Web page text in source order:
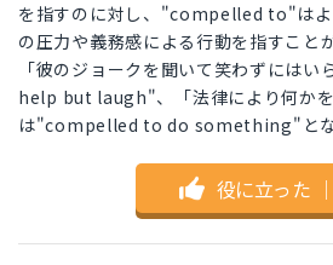
を指すのに対し、"compelled to"はよ
の圧力や義務感による行動を指すこと
「彼のジョークを聞いて笑わずには
help but laugh"、「法律により何かを
は"compelled to do something"とな
役に立った ｜